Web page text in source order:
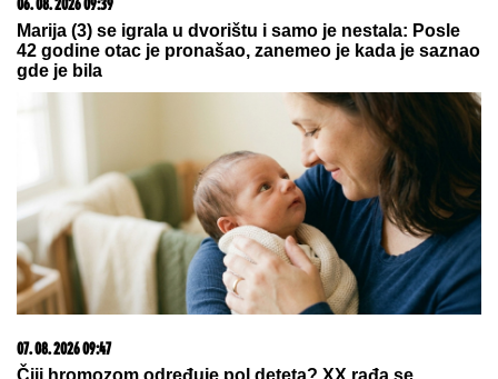
PLAŽI podelio internet: Buknula
žestoka rasprava o slobodi i veri jer
je ŽENA POTPUNO POKRIVENA:
"On šeta golog stomaka, dok ona ne
može da diše"
NISTE GLADNI, A MRŠAVITE!Biolog
otkrio jutarnju metodu koja podstiče
telo da topi masti - pravilo 30-30-30
zaludelo ceo svet